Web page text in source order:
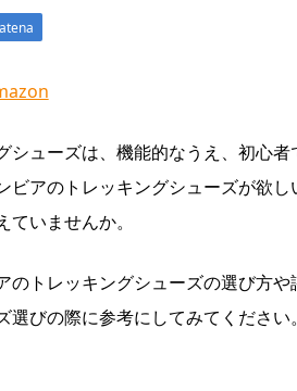
シューズは、機能的なうえ、初心者
ビアのトレッキングシューズが欲
いませんか。
のトレッキングシューズの選び方や
びの際に参考にしてみてください。